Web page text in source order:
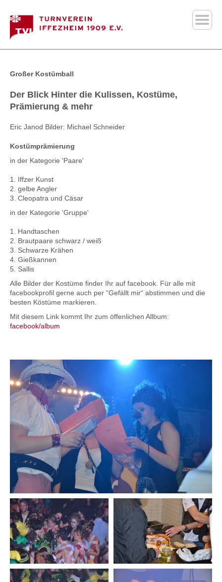
Großer Kostümball
Der Blick Hinter die Kulissen, Kostüme,
Prämierung & mehr
Eric Janod Bilder: Michael Schneider
Kostümprämierung
in der Kategorie 'Paare'
1. Iffzer Kunst
2. gelbe Angler
3. Cleopatra und Cäsar
in der Kategorie 'Gruppe'
1. Handtaschen
2. Brautpaare schwarz / weiß
3. Schwarze Krähen
4. Gießkannen
5. Sallis
Alle Bilder der Kostüme finder Ihr auf facebook. Für alle mit
facebookprofil gerne auch per “Gefällt mir“ abstimmen und die
besten Köstüme markieren.
Mit diesem Link kommt Ihr zum öffenlichen Allbum:
facebook/album